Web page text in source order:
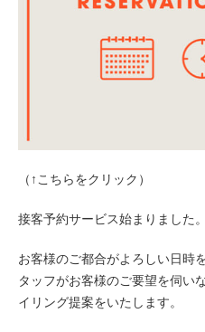
（↑こちらをクリック）
接客予約サービス始まりました。
お客様のご都合がよろしい日時
タッフがお客様のご要望を伺い
イリング提案をいたします。